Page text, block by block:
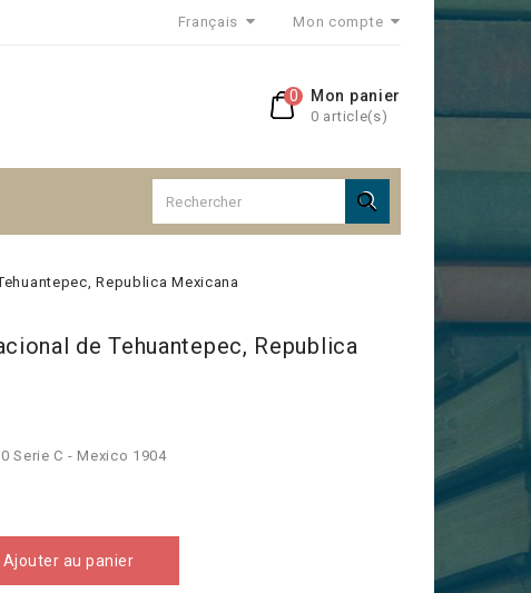
Français Mon compte
Mon panier
0 article(s)
0

Republica Mexicana
de Tehuantepec, Republica
Serie C - Mexico 1904
Ajouter au panier